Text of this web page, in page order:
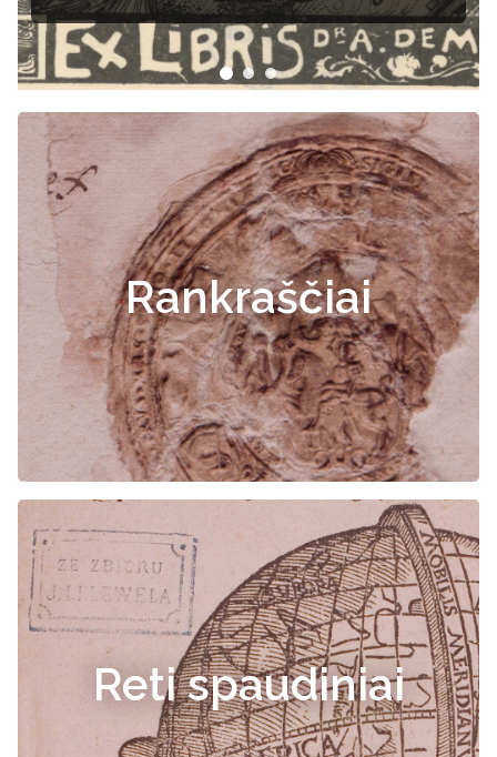
Rankraščiai
Reti spaudiniai